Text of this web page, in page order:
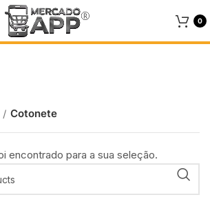
0
Categories
Cotonete
encontrado para a sua seleção.